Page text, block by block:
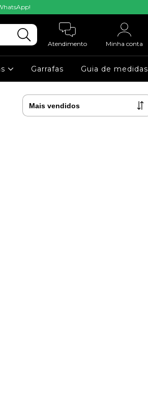
Atendimento Minha conta
Garrafas Guia de medidas